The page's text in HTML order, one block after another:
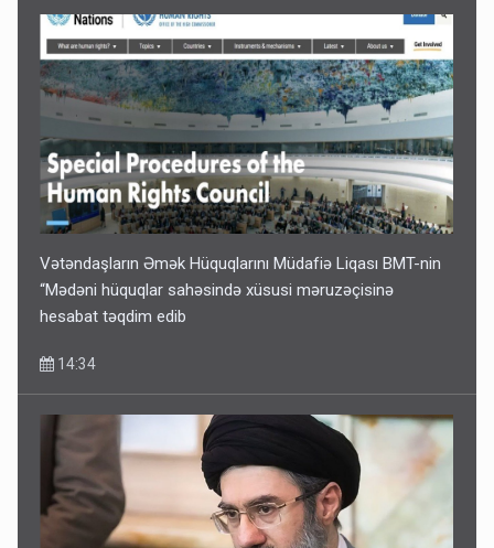
Vətəndaşların Əmək Hüquqlarını Müdafiə Liqası BMT-nin
“Mədəni hüquqlar sahəsində xüsusi məruzəçisinə
hesabat təqdim edib
14:34